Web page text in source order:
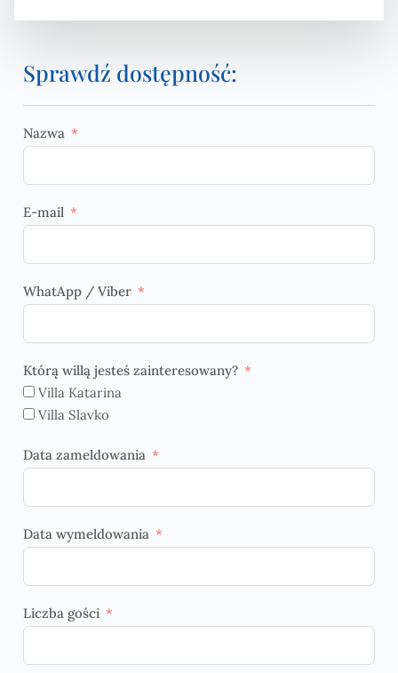
Sprawdź dostępność:
Nazwa
E-mail
WhatApp / Viber
Którą willą jesteś zainteresowany?
Villa Katarina
Villa Slavko
Data zameldowania
Data wymeldowania
Liczba gości